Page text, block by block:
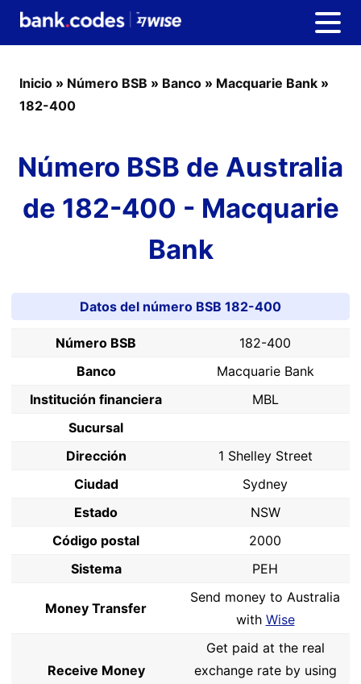
Inicio » Número BSB » Banco » Macquarie Bank »
182-400
Número BSB de Australia
de 182-400 - Macquarie
Bank
Datos del número BSB 182-400
Número BSB
182-400
Banco
Macquarie Bank
Institución financiera
MBL
Sucursal
Dirección
1 Shelley Street
Ciudad
Sydney
Estado
NSW
Código postal
2000
Sistema
PEH
Money Transfer
Send money to Australia
with Wise
Receive Money
Get paid at the real
exchange rate by using